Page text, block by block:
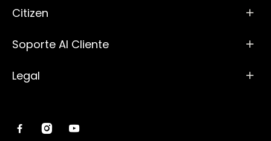
Citizen
Soporte Al Cliente
Legal